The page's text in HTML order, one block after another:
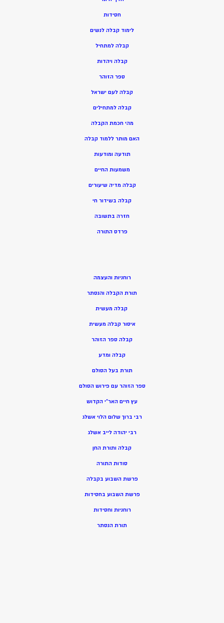
חסידות
לימוד קבלה לנשים
קבלה למתחיל
קבלה ויהדות
ספר הזוהר
קבלה לעם ישראל
קבלה למתחילים
מהי חכמת הקבלה
האם מותר ללמוד קבלה
תודעה ומודעות
משמעות החיים
קבלה מדיה שיעורים
קבלה בשידור חי
חזרה בתשובה
פרדס התורה
רוחניות והעצמה
תורת הקבלה והנסתר
קבלה מעשית
איסור קבלה מעשית
קבלה ספר הזוהר
קבלה ומדע
תורת בעל הסולם
ספר הזוהר עם פירוש הסולם
עץ חיים האר”י הקדוש
רבי ברוך שלום הלוי אשלג
רבי יהודה לייב אשלג
קבלה ותורת החן
סודות התורה
פרשת השבוע בקבלה
פרשת השבוע בחסידות
רוחניות וחסידות
תורת הנסתר